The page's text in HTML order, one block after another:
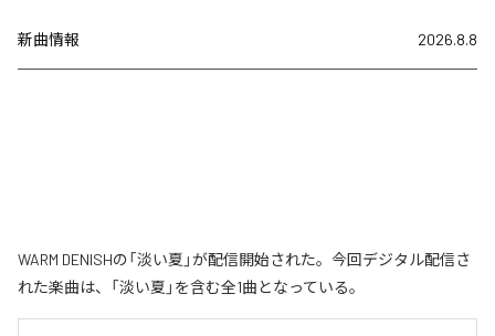
新曲情報 2026.8.8
WARM DENISHの「淡い夏」が配信開始された。今回デジタル配信さ
れた楽曲は、「淡い夏」を含む全1曲となっている。